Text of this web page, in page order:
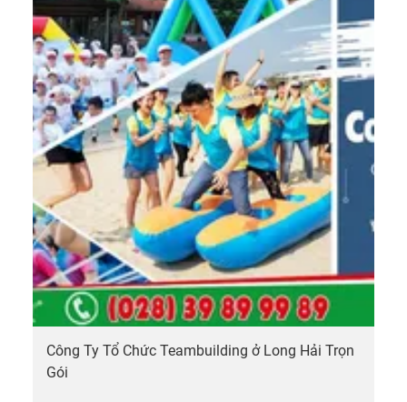
Công Ty Tổ Chức Teambuilding ở Long Hải Trọn
Gói